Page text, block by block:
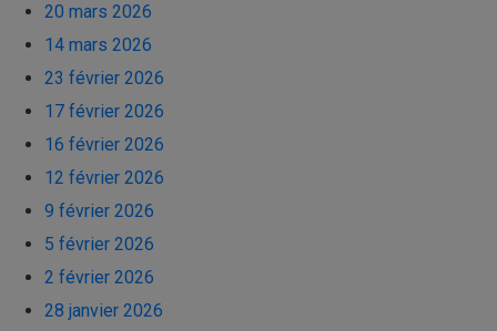
20 mars 2026
14 mars 2026
23 février 2026
17 février 2026
16 février 2026
12 février 2026
9 février 2026
5 février 2026
2 février 2026
28 janvier 2026